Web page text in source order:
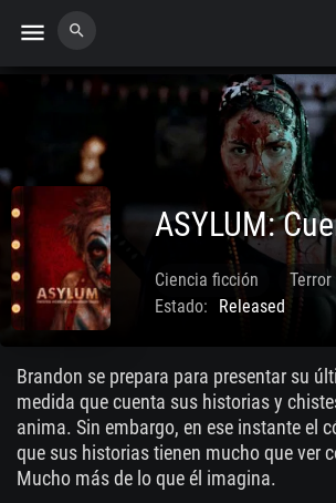
menu search
Ciencia ficción Terror
Estado:
Released
Brandon se prepara para presentar su
medida que cuenta sus historias y
anima. Sin embargo, en ese instante el
que sus historias tienen mucho que ver
Mucho más de lo que él imagina.